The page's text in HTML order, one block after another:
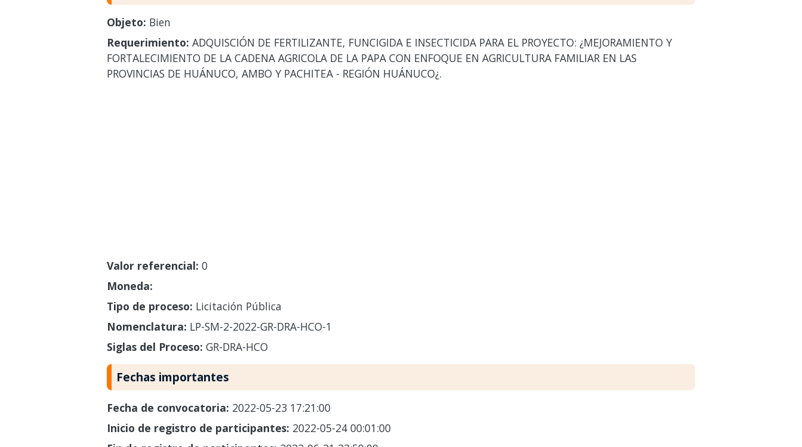
Objeto: Bien
Requerimiento: ADQUISCIÓN DE FERTILIZANTE, FUNCIGIDA E INSECTICIDA PARA EL PROYECTO: ¿MEJORAMIENTO Y
FORTALECIMIENTO DE LA CADENA AGRICOLA DE LA PAPA CON ENFOQUE EN AGRICULTURA FAMILIAR EN LAS
PROVINCIAS DE HUÁNUCO, AMBO Y PACHITEA - REGIÓN HUÁNUCO¿.
Valor referencial: 0
Moneda:
Tipo de proceso: Licitación Pública
Nomenclatura: LP-SM-2-2022-GR-DRA-HCO-1
Siglas del Proceso: GR-DRA-HCO
Fechas importantes
Fecha de convocatoria: 2022-05-23 17:21:00
Inicio de registro de participantes: 2022-05-24 00:01:00